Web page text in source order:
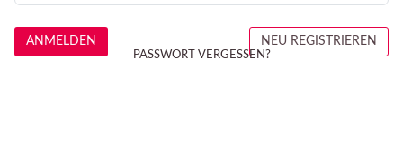
ANMELDEN NEU REGISTRIEREN
PASSWORT VERGESSEN?